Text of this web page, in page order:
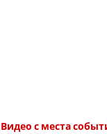
Видео с места